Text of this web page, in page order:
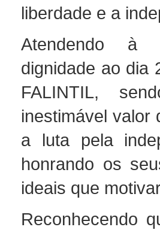
liberdade e a
Atendendo à
dignidade ao dia
FALINTIL,
inestimável valor
a luta pela
honrando os
ideais que
Reconhecendo